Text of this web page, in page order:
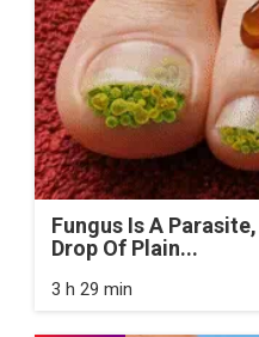
Fungus Is A
Drop Of Plain...
3 h 29 min